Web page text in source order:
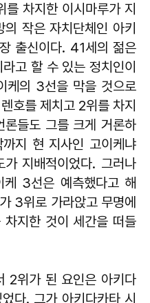
차지한 이시마루가 지
작은 자치단체인 아키
출신이다. 41세의 젊은
고 할 수 있는 정치인이
케의 3선을 막을 것으로
호를 제치고 2위를 차지
들도 그를 크게 거론하
지 현 지사인 고이케냐
지배적이었다. 그러나
케 3선은 예측했다고 해
3위로 가라앉고 무명에
지한 것이 세간을 떠들
2위가 된 요인은 아키다
다. 그가 아키다카타 시